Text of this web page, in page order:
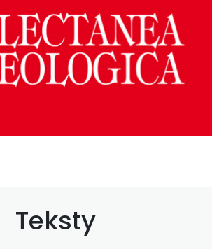
Teksty